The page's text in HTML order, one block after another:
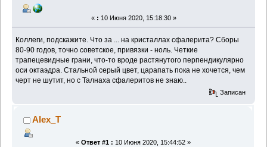
« : 10 Июня 2020, 15:18:30 »
Коллеги, подскажите. Что за ... на кристаллах сфалерита? Сборы
80-90 годов, точно советское, привязки - ноль. Четкие
трапецевидные грани, что-то вроде растянутого перпендикулярно
оси октаэдра. Стальной серый цвет, царапать пока не хочется, чем
черт не шутит, но с Талнаха сфалеритов не знаю..
Записан
Alex_T
« Ответ #1 : 10 Июня 2020, 15:44:52 »